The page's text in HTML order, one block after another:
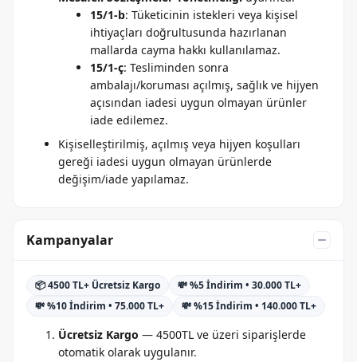
15/1-b: Tüketicinin istekleri veya kişisel
ihtiyaçları doğrultusunda hazırlanan
mallarda cayma hakkı kullanılamaz.
15/1-ç: Tesliminden sonra
ambalajı/koruması açılmış, sağlık ve hijyen
açısından iadesi uygun olmayan ürünler
iade edilemez.
Kişiselleştirilmiş, açılmış veya hijyen koşulları
gereği iadesi uygun olmayan ürünlerde
değişim/iade yapılamaz.
Kampanyalar
📦 4500 TL+ Ücretsiz Kargo
💸 %5 İndirim • 30.000 TL+
💸 %10 İndirim • 75.000 TL+
💸 %15 İndirim • 140.000 TL+
Ücretsiz Kargo — 4500TL ve üzeri siparişlerde
otomatik olarak uygulanır.